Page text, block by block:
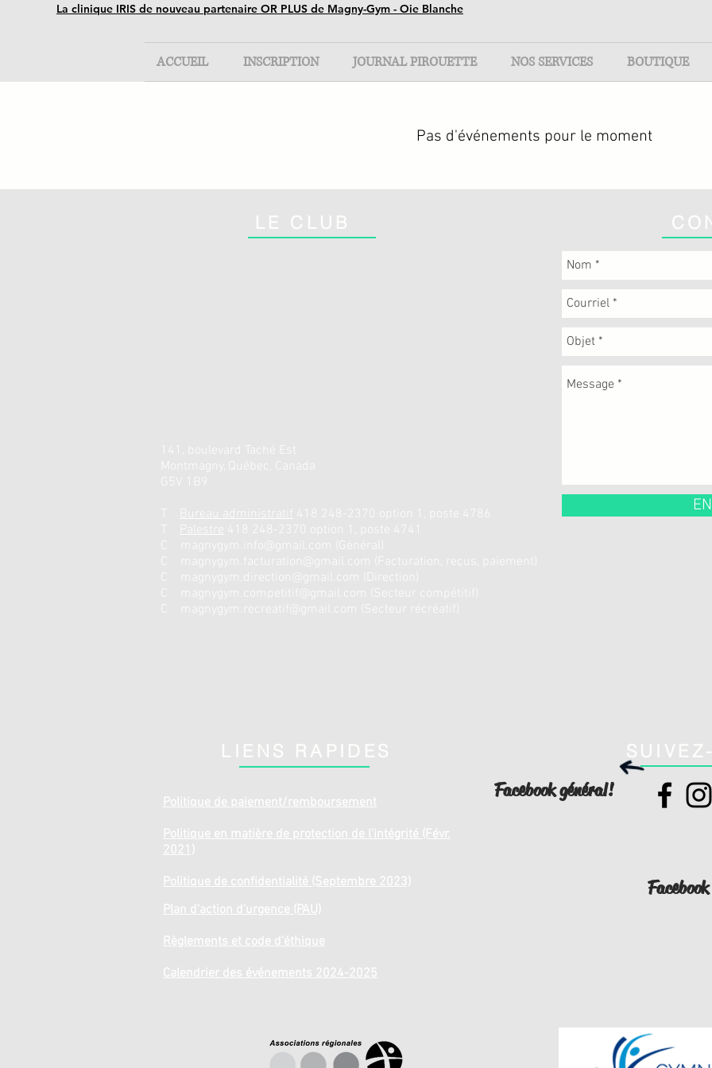
La clinique IRIS de nouveau partenaire OR PLUS de Magny-Gym - Oie Blanche
ACCUEIL INSCRIPTION JOURNAL PIROUETTE NOS SERVICES BOUTIQUE
Pas d'événements pour le moment
LE CLUB
141, boulevard Taché Est
Montmagny, Québec, Canada
G5V 1B9
Bureau administratif 418 248-2370 option 1, poste 4786
Palestre 418 248-2370 option 1, poste 4741
magnygym.facturation@gmail.com
(Facturation, reçus, paiement)
magnygym.direction@gmail.com
(Secteur compétitif)
(Secteur récréatif)
LIENS RAPIDES
Politique de paiement/remboursement
Politique en matière de protection de l'intégrité (Févr.
2021)
Politique de confidentialité (Septembre 2023)
Plan d'action d'urgence (PAU)
Règlements et code d'éthique
Calendrier des événements 2024-2025
Facebook général!